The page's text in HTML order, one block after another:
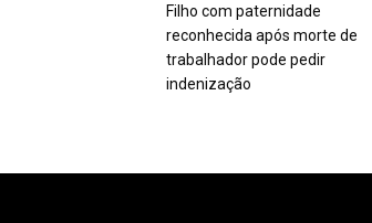
Filho com paternidade
reconhecida após morte de
trabalhador pode pedir
indenização